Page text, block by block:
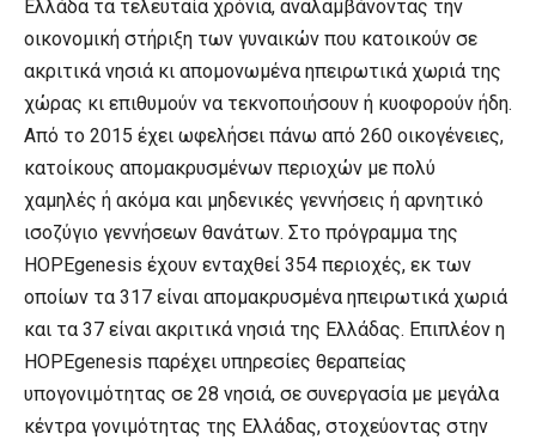
Ελλάδα τα τελευταία χρόνια, αναλαμβάνοντας την
οικονομική στήριξη των γυναικών που κατοικούν σε
ακριτικά νησιά κι απομονωμένα ηπειρωτικά χωριά της
χώρας κι επιθυμούν να τεκνοποιήσουν ή κυοφορούν ήδη.
Από το 2015 έχει ωφελήσει πάνω από 260 οικογένειες,
κατοίκους απομακρυσμένων περιοχών με πολύ
χαμηλές ή ακόμα και μηδενικές γεννήσεις ή αρνητικό
ισοζύγιο γεννήσεων θανάτων. Στο πρόγραμμα της
HOPEgenesis έχουν ενταχθεί 354 περιοχές, εκ των
οποίων τα 317 είναι απομακρυσμένα ηπειρωτικά χωριά
και τα 37 είναι ακριτικά νησιά της Ελλάδας. Επιπλέον η
HOPEgenesis παρέχει υπηρεσίες θεραπείας
υπογονιμότητας σε 28 νησιά, σε συνεργασία με μεγάλα
κέντρα γονιμότητας της Ελλάδας, στοχεύοντας στην